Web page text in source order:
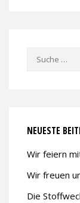
Suche
NEUESTE
Wir feiern
Wir freuen
Die